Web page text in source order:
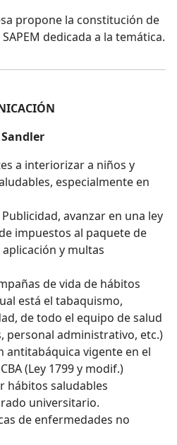
propone la constitución de
dedicada a la temática.
a interiorizar a niños y
especialmente en
avanzar en una ley
impuestos al paquete de
y multas
de vida de hábitos
está el tabaquismo,
de todo el equipo de salud
personal administrativo, etc.)
vigente en el
(Ley 1799 y modif.)
saludables
universitario.
de enfermedades no